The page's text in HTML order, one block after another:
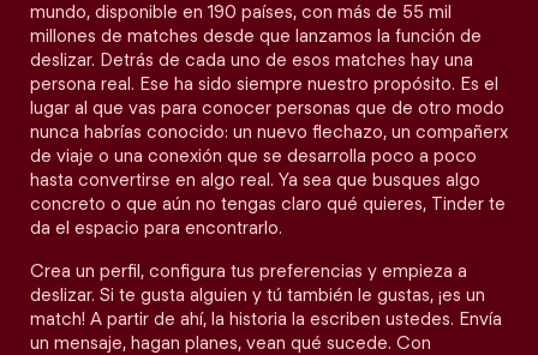
mundo, disponible en 190 países, con más de 55 mil
millones de matches desde que lanzamos la función de
deslizar. Detrás de cada uno de esos matches hay una
persona real. Ese ha sido siempre nuestro propósito. Es el
lugar al que vas para conocer personas que de otro modo
nunca habrías conocido: un nuevo flechazo, un compañerx
de viaje o una conexión que se desarrolla poco a poco
hasta convertirse en algo real. Ya sea que busques algo
concreto o que aún no tengas claro qué quieres, Tinder te
da el espacio para encontrarlo.
Crea un perfil, configura tus preferencias y empieza a
deslizar. Si te gusta alguien y tú también le gustas, ¡es un
match! A partir de ahí, la historia la escriben ustedes. Envía
un mensaje, hagan planes, vean qué sucede. Con